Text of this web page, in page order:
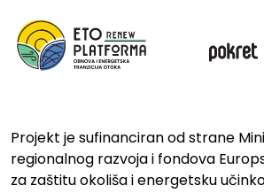
Projekt je sufinanciran od strane
regionalnog razvoja i fondova
za zaštitu okoliša i energetsku